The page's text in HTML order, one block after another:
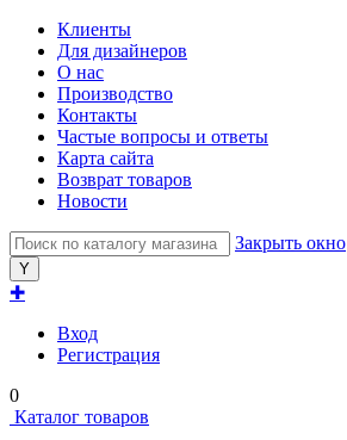
Клиенты
Для дизайнеров
О нас
Производство
Контакты
Частые вопросы и ответы
Карта сайта
Возврат товаров
Новости
Закрыть окно
✚
Вход
Регистрация
0
Каталог товаров